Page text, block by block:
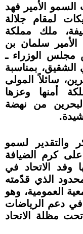
الأمير فهد
لمقام جلالة
ملك مملكة
سلمان بن
مجلس الوزراء ـ
الشقيق، بمناسبة
سائلاً المولى
أمنها وعزها
من نهضة
لسمو
كرم الضيافة
وفد الاتحاد في
الذي قدّمته
العمومية، وهو
في دعم الرياضات
مظلة الاتحاد